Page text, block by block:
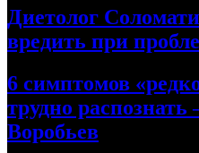
Диетолог
вредить при
6 симптомов
трудно
Воробьев